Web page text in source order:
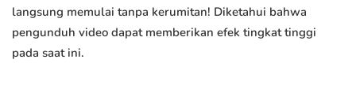
langsung memulai tanpa kerumitan! Diketahui bahwa
pengunduh video dapat memberikan efek tingkat tinggi
pada saat ini.